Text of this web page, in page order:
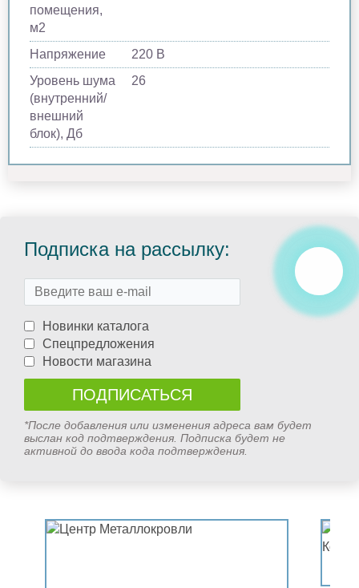
помещения,
м2
Напряжение
220 В
Уровень шума
(внутренний/
внешний
блок), Дб
26
Подписка на рассылку:
Новинки каталога
Спецпредложения
Новости магазина
*После добавления или изменения адреса вам будет
выслан код подтверждения. Подписка будет не
активной до ввода кода подтверждения.